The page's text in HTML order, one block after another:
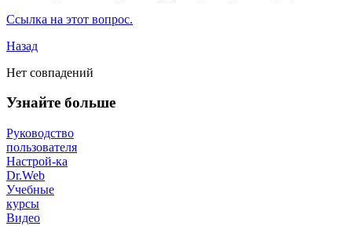
Ссылка на этот вопрос.
Назад
Нет совпадений
Узнайте больше
Руководство
пользователя
Настрой-ка
Dr.Web
Учебные
курсы
Видео